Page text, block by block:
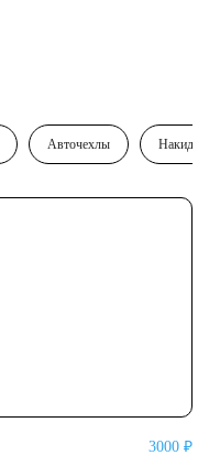
Авточехлы Накидки
3000 ₽